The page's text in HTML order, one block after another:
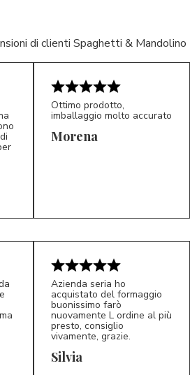
di clienti Spaghetti & Mandolino
Ottimo prodotto,
imballaggio molto accurato
Morena
S*
Azienda seria ho
acquistato del formaggio
buonissimo farò
nuovamente L ordine al più
presto, consiglio
vivamente, grazie.
Silvia